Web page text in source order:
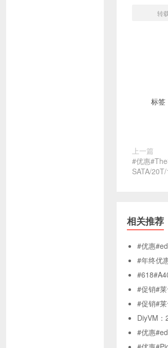
转
标签
上一篇
#优惠
SATA/
相关推荐
#优惠
#年终优
#促销#
#促销#
DiyVM
#优惠